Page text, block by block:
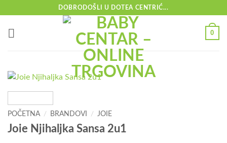
content
DOBRODOŠLI U DOTEA CENTRIĆ...
0
POČETNA / BRANDOVI / JOIE
Joie Njihaljka Sansa 2u1